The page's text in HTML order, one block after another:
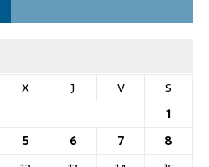
X J V
S
1
5 6 7
8